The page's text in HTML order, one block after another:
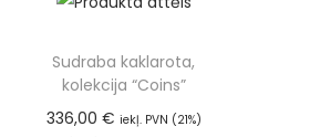
Sudraba kaklarota,
kolekcija “Coins”
336,00 € iekļ. PVN (21%)